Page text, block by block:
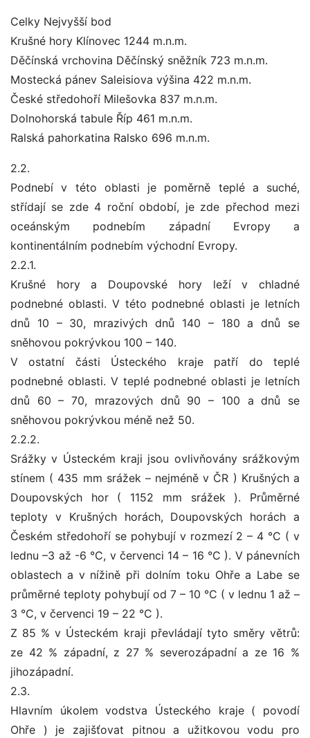
Celky Nejvyšší bod
Krušné hory Klínovec 1244 m.n.m.
Děčínská vrchovina Děčínský sněžník 723 m.n.m.
Mostecká pánev Saleisiova výšina 422 m.n.m.
České středohoří Milešovka 837 m.n.m.
Dolnohorská tabule Říp 461 m.n.m.
Ralská pahorkatina Ralsko 696 m.n.m.
2.2.
Podnebí v této oblasti je poměrně teplé a suché,
střídají se zde 4 roční období, je zde přechod mezi
oceánským podnebím západní Evropy a
kontinentálním podnebím východní Evropy.
2.2.1.
Krušné hory a Doupovské hory leží v chladné
podnebné oblasti. V této podnebné oblasti je letních
dnů 10 – 30, mrazivých dnů 140 – 180 a dnů se
sněhovou pokrývkou 100 – 140.
V ostatní části Ústeckého kraje patří do teplé
podnebné oblasti. V teplé podnebné oblasti je letních
dnů 60 – 70, mrazových dnů 90 – 100 a dnů se
sněhovou pokrývkou méně než 50.
2.2.2.
Srážky v Ústeckém kraji jsou ovlivňovány srážkovým
stínem ( 435 mm srážek – nejméně v ČR ) Krušných a
Doupovských hor ( 1152 mm srážek ). Průměrné
teploty v Krušných horách, Doupovských horách a
Českém středohoří se pohybují v rozmezí 2 – 4 °C ( v
lednu –3 až -6 °C, v červenci 14 – 16 °C ). V pánevních
oblastech a v nížině při dolním toku Ohře a Labe se
průměrné teploty pohybují od 7 – 10 °C ( v lednu 1 až –
3 °C, v červenci 19 – 22 °C ).
Z 85 % v Ústeckém kraji převládají tyto směry větrů:
ze 42 % západní, z 27 % severozápadní a ze 16 %
jihozápadní.
2.3.
Hlavním úkolem vodstva Ústeckého kraje ( povodí
Ohře ) je zajišťovat pitnou a užitkovou vodu pro